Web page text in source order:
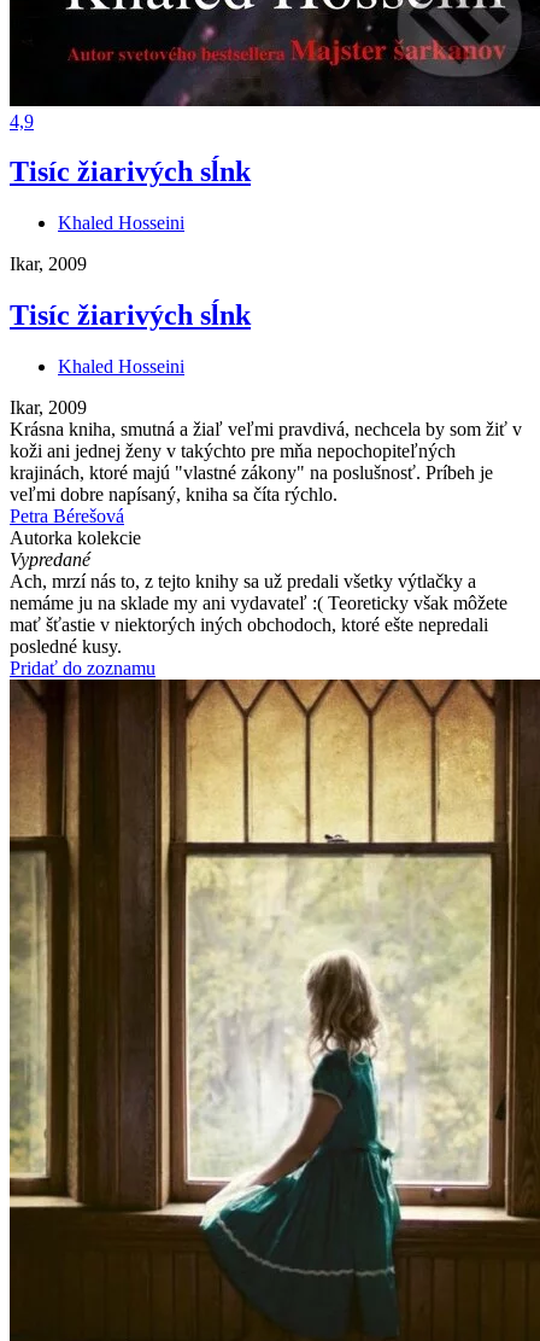
4,9
Tisíc žiarivých sĺnk
Khaled Hosseini
Ikar, 2009
Tisíc žiarivých sĺnk
Khaled Hosseini
Ikar, 2009
Krásna kniha, smutná a žiaľ veľmi pravdivá, nechcela by som žiť v
koži ani jednej ženy v takýchto pre mňa nepochopiteľných
krajinách, ktoré majú "vlastné zákony" na poslušnosť. Príbeh je
veľmi dobre napísaný, kniha sa číta rýchlo.
Petra Bérešová
Autorka kolekcie
Vypredané
Ach, mrzí nás to, z tejto knihy sa už predali všetky výtlačky a
nemáme ju na sklade my ani vydavateľ :( Teoreticky však môžete
mať šťastie v niektorých iných obchodoch, ktoré ešte nepredali
posledné kusy.
Pridať do zoznamu